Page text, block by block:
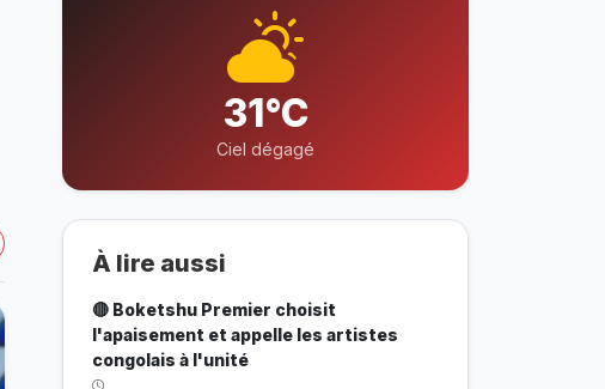
31°C
Ciel dégagé
À lire aussi
🔴 Boketshu Premier choisit
l'apaisement et appelle les artistes
congolais à l'unité